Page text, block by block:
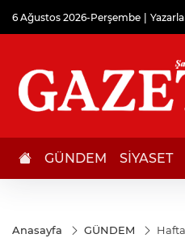
6 Ağustos 2026-Perşembe
GÜNDEM SİYASET
Anasayfa GÜNDEM